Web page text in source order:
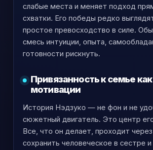
слабые места и меняет подход
схватки. Его победы редко
простое превосходство в силе.
смесь интуиции, опыта,
готовности рискнуть.
Привязанность к семье
мотивации
История Нэдзуко — не фон и не
сюжетный двигатель. Это центр
Все, что он делает, проходит
сохранить человеческое в сестре